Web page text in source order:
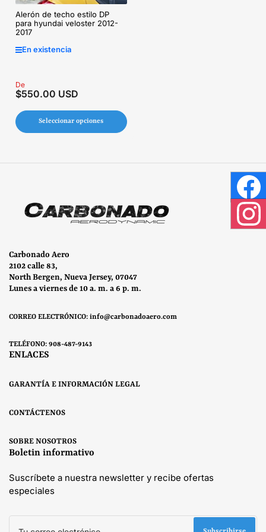
Alerón de techo estilo DP
para hyundai veloster 2012-
2017
En existencia
Precio
regular
De
$550.00 USD
Seleccionar opciones
Carbonado Aero
2102 calle 83,
North Bergen, Nueva Jersey, 07047
Lunes a viernes de 10 a. m. a 6 p. m.
CORREO ELECTRÓNICO: info@carbonadoaero.com
TELÉFONO: 908-487-9143
ENLACES
GARANTÍA E INFORMACIÓN LEGAL
CONTÁCTENOS
SOBRE NOSOTROS
Boletin informativo
Suscríbete a nuestra newsletter y recibe ofertas
especiales
Tu
correo